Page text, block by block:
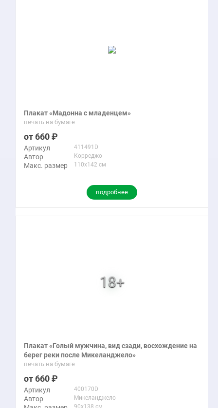
Плакат «Мадонна с младенцем»
печать на бумаге
660
Артикул 411491D
Автор Корреджо
Макс. размер 110x142 см
подробнее
Плакат «Голый мужчина, вид сзади, восхождение на
берег реки после Микеланджело»
печать на бумаге
660
Артикул 400170D
Автор Микеланджело